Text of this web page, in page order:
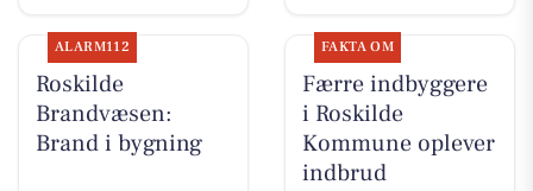
ALARM112
Roskilde
Brandvæsen:
Brand i bygning
FAKTA OM
Færre indbyggere
i Roskilde
Kommune oplever
indbrud